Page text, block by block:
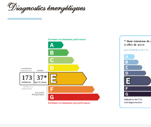
Diagnostics énergétiques